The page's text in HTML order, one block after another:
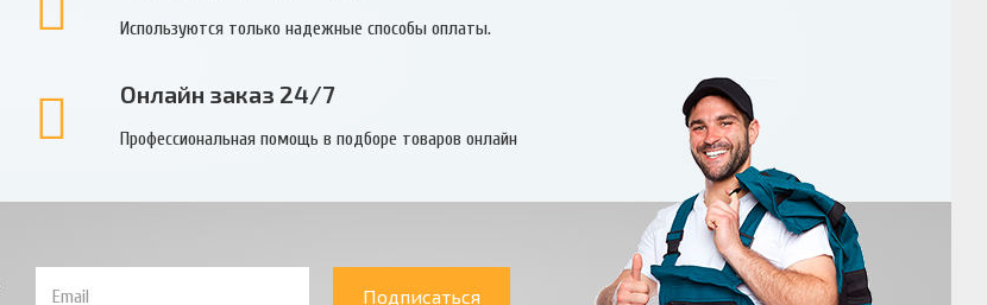
Используются только надежные способы оплаты.
Онлайн заказ 24/7
Профессиональная помощь в подборе товаров онлайн
Подписаться